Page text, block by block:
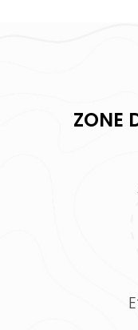
ZONE